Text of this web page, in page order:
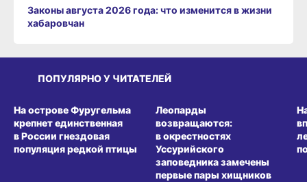
Законы августа 2026 года: что изменится в жизни
хабаровчан
ПОПУЛЯРНО У ЧИТАТЕЛЕЙ
На острове Фуругельма
крепнет единственная
в России гнездовая
популяция редкой птицы
Леопарды
возвращаются:
в окрестностях
Уссурийского
заповедника замечены
первые пары хищников